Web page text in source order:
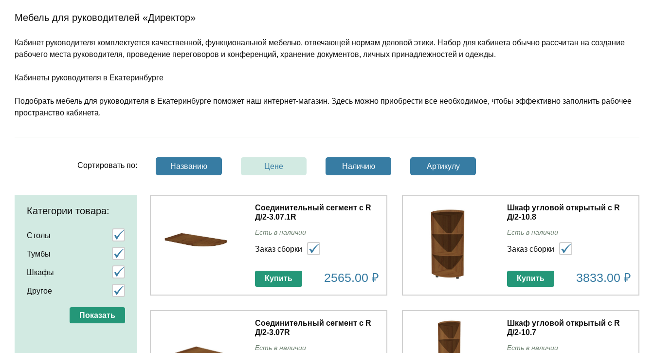
Мебель для руководителей «Директор»
Кабинет руководителя комплектуется качественной, функциональной мебелью, отвечающей нормам деловой этики. Набор для кабинета обычно рассчитан на создание
рабочего места руководителя, проведение переговоров и конференций, хранение документов, личных принадлежностей и одежды.
Кабинеты руководителя в Екатеринбурге
Подобрать мебель для руководителя в Екатеринбурге поможет наш интернет-магазин. Здесь можно приобрести все необходимое, чтобы эффективно заполнить рабочее
пространство кабинета.
Сортировать по: Названию Цене Наличию Артикулу
Категории товара:
Столы
Тумбы
Шкафы
Другое
Соединительный сегмент с R
Д/2-3.07.1R
Есть в наличии
Заказ сборки
2565.00 ₽
Купить
Шкаф угловой открытый с R
Д/2-10.8
Есть в наличии
Заказ сборки
3833.00 ₽
Купить
Соединительный сегмент с R
Д/2-3.07R
Есть в наличии
Шкаф угловой открытый с R
Д/2-10.7
Есть в наличии